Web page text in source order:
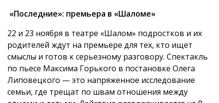
«Последние»: премьера в «Шаломе»
22 и 23 ноября в театре «Шалом» подростков и их
родителей ждут на премьере для тех, кто ищет
смыслы и готов к серьезному разговору. Спектакль
по пьесе Максима Горького в постановке Олега
Липовецкого — это напряженное исследование
семьи, где трещат по швам отношения между